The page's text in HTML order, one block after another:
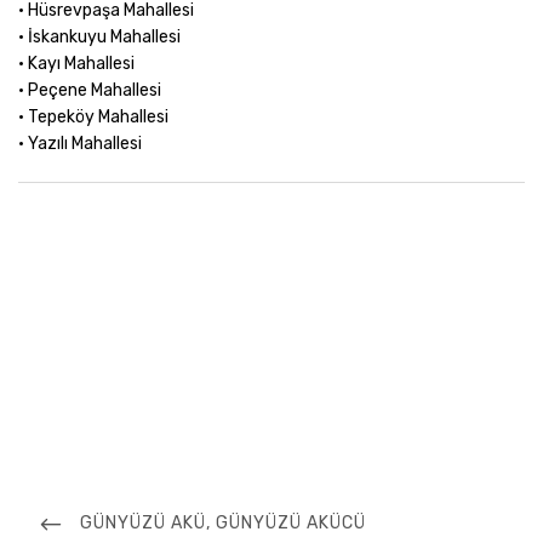
• Hüsrevpaşa Mahallesi
• İskankuyu Mahallesi
• Kayı Mahallesi
• Peçene Mahallesi
• Tepeköy Mahallesi
• Yazılı Mahallesi
gezinmesi
PREVIOUS
GÜNYÜZÜ AKÜ, GÜNYÜZÜ AKÜCÜ